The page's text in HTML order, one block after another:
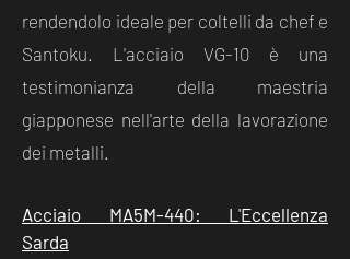
rendendolo ideale per coltelli da chef e
Santoku. L'acciaio VG-10 è una
testimonianza della maestria
giapponese nell'arte della lavorazione
dei metalli.
Acciaio MA5M-440: L'Eccellenza
Sarda